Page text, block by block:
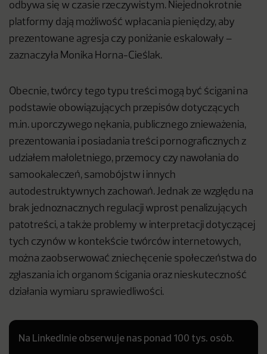
odbywa się w czasie rzeczywistym. Niejednokrotnie
platformy dają możliwość wpłacania pieniędzy, aby
prezentowane agresja czy poniżanie eskalowały –
zaznaczyła Monika Horna-Cieślak.
Obecnie, twórcy tego typu treści mogą być ścigani na
podstawie obowiązujących przepisów dotyczących
m.in. uporczywego nękania, publicznego znieważenia,
prezentowania i posiadania treści pornograficznych z
udziałem małoletniego, przemocy czy nawołania do
samookaleczeń, samobójstw i innych
autodestruktywnych zachowań. Jednak ze względu na
brak jednoznacznych regulacji wprost penalizujących
patotreści, a także problemy w interpretacji dotyczącej
tych czynów w kontekście twórców internetowych,
można zaobserwować zniechęcenie społeczeństwa do
zgłaszania ich organom ścigania oraz nieskuteczność
działania wymiaru sprawiedliwości.
Na LinkedInie obserwuje nas ponad 100 tys. osób.